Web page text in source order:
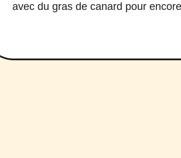
avec du gras de canard pour